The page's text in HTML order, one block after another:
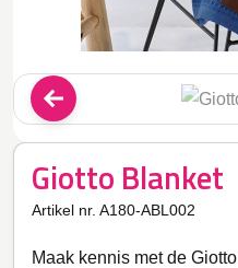
Giotto Blanket
Artikel nr. A180-ABL002
Maak kennis met de